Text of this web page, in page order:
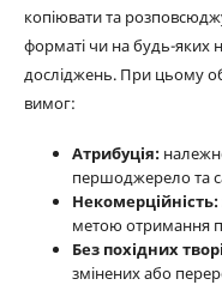
копіювати та
форматі чи на будь-яких
досліджень. При цьому
вимог:
Атрибуція:
першоджерело та
Некомерційність:
метою отримання
Без похідних
змінених або